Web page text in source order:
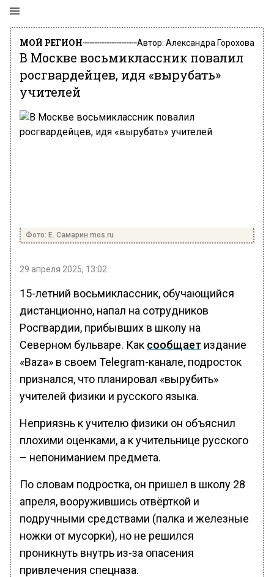
МОЙ РЕГИОН Автор: Александра Горохова
В Москве восьмиклассник повалил
росгвардейцев, идя «вырубать»
учителей
Фото: Е. Самарин mos.ru
29 апреля 2025, 13:02
15-летний восьмиклассник, обучающийся
дистанционно, напал на сотрудников
Росгвардии, прибывших в школу на
Северном бульваре. Как сообщает издание
«Baza» в своем Telegram-канале, подросток
признался, что планировал «вырубить»
учителей физики и русского языка.
Неприязнь к учителю физики он объяснил
плохими оценками, а к учительнице русского
– непониманием предмета.
По словам подростка, он пришел в школу 28
апреля, вооружившись отвёрткой и
подручными средствами (палка и железные
ножки от мусорки), но не решился
проникнуть внутрь из-за опасения
привлечения спецназа.